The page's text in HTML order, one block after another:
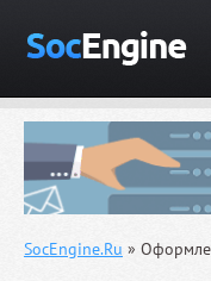
SocEngine.Ru »